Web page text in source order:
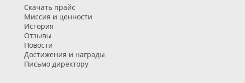
Скачать прайс
Миссия и ценности
История
Отзывы
Новости
Достижения и награды
Письмо директору
Серии
Atum Pro 21
ART Lite
90U